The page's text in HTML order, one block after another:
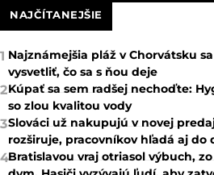
NAJČÍTANEJŠIE
1 Najznámejšia pláž v Chorvátsku
vysvetliť, čo sa s ňou deje
2Kúpať sa sem radšej nechoďte:
so zlou kvalitou vody
3Slováci už nakupujú v novej
rozširuje, pracovníkov hľadá aj do
4Bratislavou vraj otriasol výbuch,